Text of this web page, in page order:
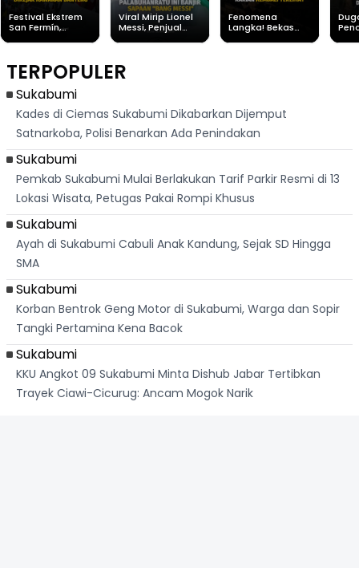
Festival Ekstrem
San Fermín,
Banteng
Viral Mirip Lionel
Messi, Penjual
"Bang Messi"
Fenomena
Langka! Bekas
TERPOPULER
Sukabumi
Kades di Ciemas Sukabumi Dikabarkan Dijemput
Satnarkoba, Polisi Benarkan Ada Penindakan
Sukabumi
Pemkab Sukabumi Mulai Berlakukan Tarif Parkir Resmi di 13
Lokasi Wisata, Petugas Pakai Rompi Khusus
Sukabumi
Ayah di Sukabumi Cabuli Anak Kandung, Sejak SD Hingga
SMA
Sukabumi
Korban Bentrok Geng Motor di Sukabumi, Warga dan Sopir
Tangki Pertamina Kena Bacok
Sukabumi
KKU Angkot 09 Sukabumi Minta Dishub Jabar Tertibkan
Trayek Ciawi-Cicurug: Ancam Mogok Narik